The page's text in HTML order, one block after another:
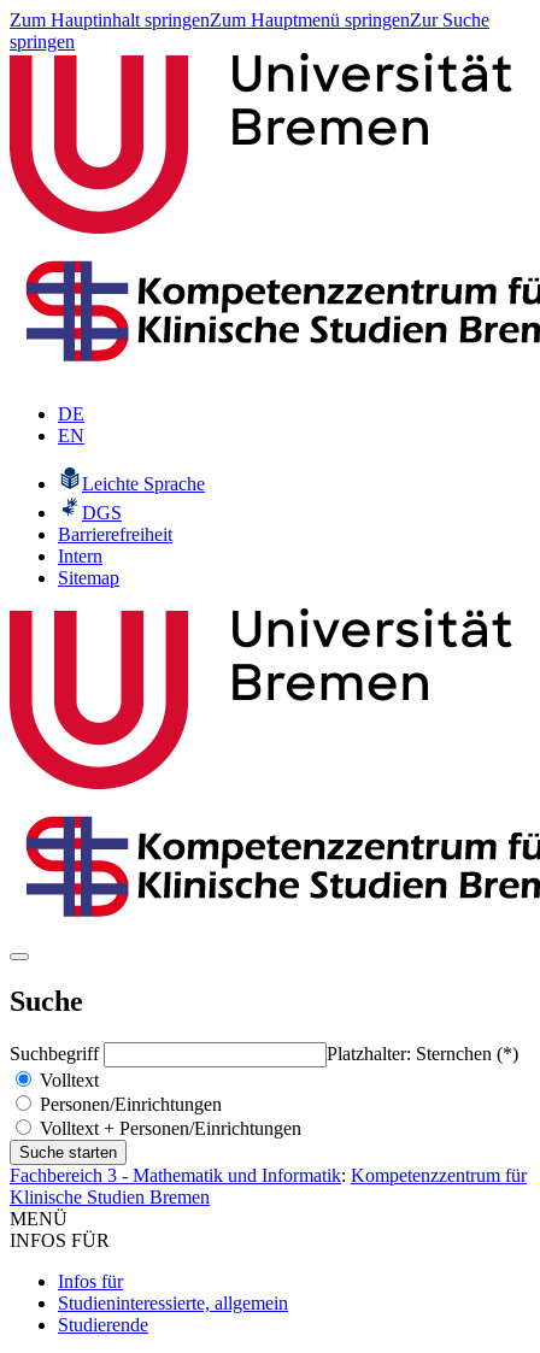
Zum Hauptinhalt springenZum Hauptmenü springenZur Suche
springen
DE
EN
Leichte Sprache
DGS
Barrierefreiheit
Intern
Sitemap
Suche
Suchbegriff
Platzhalter: Sternchen (*)
Volltext
Personen/Einrichtungen
Volltext + Personen/Einrichtungen
Fachbereich 3 - Mathematik und Informatik: Kompetenzzentrum für
Klinische Studien Bremen
MENÜ
INFOS FÜR
Infos für
Studieninteressierte, allgemein
Studierende